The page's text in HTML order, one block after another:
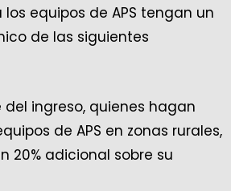
equipos de APS tengan un
de las siguientes
del ingreso, quienes hagan
de APS en zonas rurales,
20% adicional sobre su